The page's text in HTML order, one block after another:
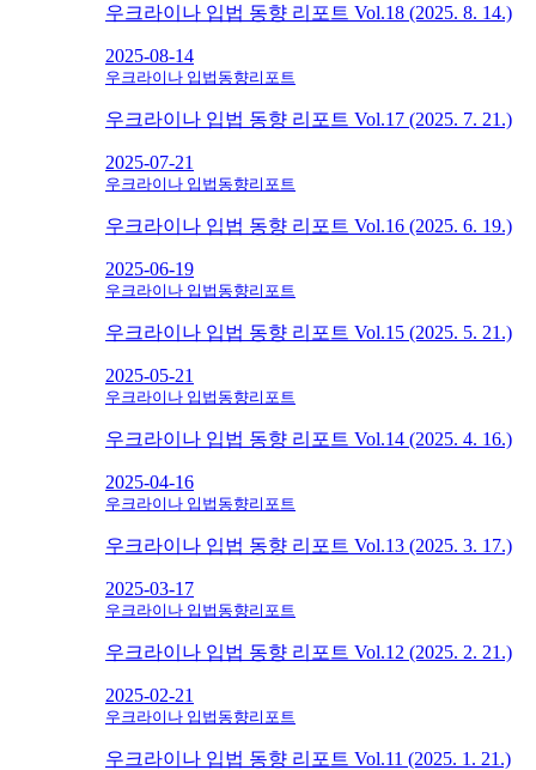
우크라이나 입법 동향 리포트 Vol.18 (2025. 8. 14.)
2025-08-14
우크라이나 입법동향리포트
우크라이나 입법 동향 리포트 Vol.17 (2025. 7. 21.)
2025-07-21
우크라이나 입법동향리포트
우크라이나 입법 동향 리포트 Vol.16 (2025. 6. 19.)
2025-06-19
우크라이나 입법동향리포트
우크라이나 입법 동향 리포트 Vol.15 (2025. 5. 21.)
2025-05-21
우크라이나 입법동향리포트
우크라이나 입법 동향 리포트 Vol.14 (2025. 4. 16.)
2025-04-16
우크라이나 입법동향리포트
우크라이나 입법 동향 리포트 Vol.13 (2025. 3. 17.)
2025-03-17
우크라이나 입법동향리포트
우크라이나 입법 동향 리포트 Vol.12 (2025. 2. 21.)
2025-02-21
우크라이나 입법동향리포트
우크라이나 입법 동향 리포트 Vol.11 (2025. 1. 21.)